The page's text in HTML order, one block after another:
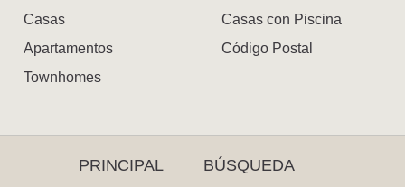
Casas
Apartamentos
Townhomes
Casas con Piscina
Código Postal
PRINCIPAL
BÚSQUEDA